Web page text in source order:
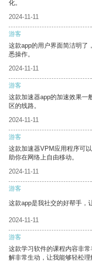
化。
2024-11-11
游客
这款app的用户界面简洁明了
悉操作。
2024-11-11
游客
这款加速器app的加速效果一
区的线路。
2024-11-11
游客
这款加速器VPM应用程序可
助你在网络上自由移动。
2024-11-11
游客
这款app是我社交的好帮手，
2024-11-11
游客
这款学习软件的课程内容非
解非常生动，让我能够轻松理